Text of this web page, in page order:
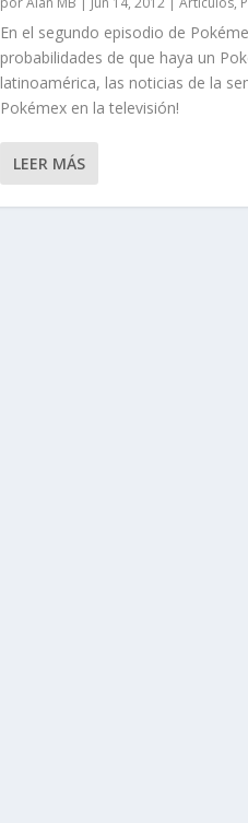
En el segundo episodio de
probabilidades de que haya un
latinoamérica, las noticias de la
Pokémex en la televisión!
LEER MÁS